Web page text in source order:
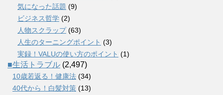
気になった話題 (9)
ビジネス哲学 (2)
人物スクラップ(63)
人生のターニングポイント (3)
実録！VALUの使い方のポイント (1)
■生活トラブル (2,497)
10歳若返る！健康法 (34)
40代から！白髪対策 (13)